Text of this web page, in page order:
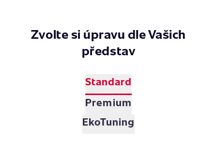
Zvolte si úpravu dle Vašich
představ
Standard
Premium
EkoTuning